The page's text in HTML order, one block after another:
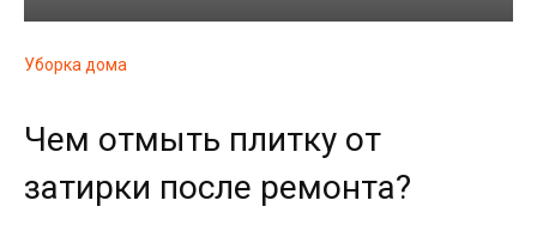
Уборка дома
Чем отмыть плитку от
затирки после ремонта?